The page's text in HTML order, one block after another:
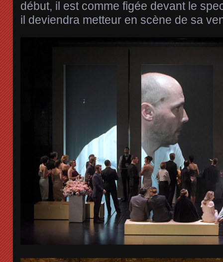
début, il est comme figée devant le
il deviendra metteur en scène de sa